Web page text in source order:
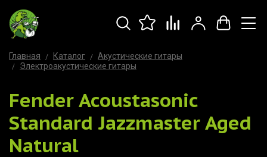
Главная Каталог
Акустические гитары
Электроакустические гитары
Fender Acoustasonic
Standard Jazzmaster Aged
Natural